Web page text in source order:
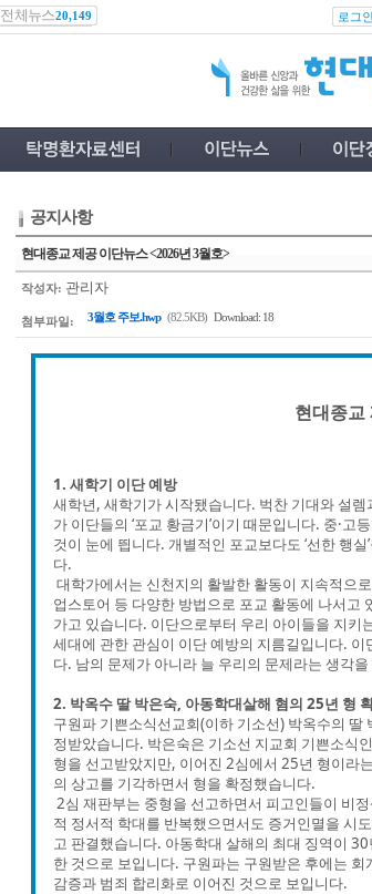
전체뉴스20,149 로그인
공지사항
현대종교 제공 이단뉴스 <2026년 3월호>
작성자: 관리자
첨부파일: 3월호 주보.hwp (82.5KB) Download: 18
현대종교
1. 새학기 이단 예방
새학년, 새학기가 시작됐습니다. 벅찬 기대와 설
가 이단들의 ‘포교 황금기’이기 때문입니다. 중·
것이 눈에 띕니다. 개별적인 포교보다도 ‘선한 행
다.
대학가에서는 신천지의 활발한 활동이 지속적으
업스토어 등 다양한 방법으로 포교 활동에 나서고
가고 있습니다. 이단으로부터 우리 아이들을 지키
세대에 관한 관심이 이단 예방의 지름길입니다.
다. 남의 문제가 아니라 늘 우리의 문제라는 생각
2. 박옥수 딸 박은숙, 아동학대살해 혐의 25년 형
구원파 기쁜소식선교회(이하 기소선) 박옥수의
정받았습니다. 박은숙은 기소선 지교회 기쁜소식
형을 선고받았지만, 이어진 2심에서 25년 형이라
의 상고를 기각하면서 형을 확정했습니다.
2심 재판부는 중형을 선고하면서 피고인들이 비
적 정서적 학대를 반복했으면서도 증거인멸을 시
고 판결했습니다. 아동학대 살해의 최대 징역이
한 것으로 보입니다. 구원파는 구원받은 후에는
감증과 범죄 합리화로 이어진 것으로 보입니다.